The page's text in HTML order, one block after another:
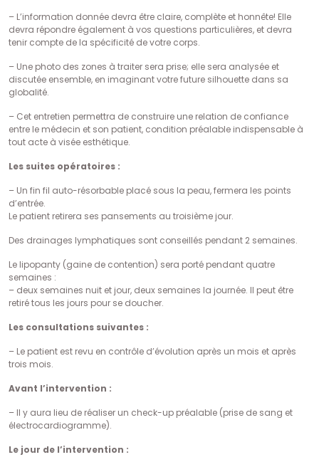
– L’information donnée devra être claire, complète et honnête! Elle
devra répondre également à vos questions particulières, et devra
tenir compte de la spécificité de votre corps.
– Une photo des zones à traiter sera prise; elle sera analysée et
discutée ensemble, en imaginant votre future silhouette dans sa
globalité.
– Cet entretien permettra de construire une relation de confiance
entre le médecin et son patient, condition préalable indispensable à
tout acte à visée esthétique.
Les suites opératoires :
– Un fin fil auto-résorbable placé sous la peau, fermera les points
d’entrée.
Le patient retirera ses pansements au troisième jour.
Des drainages lymphatiques sont conseillés pendant 2 semaines.
Le lipopanty (gaine de contention) sera porté pendant quatre
semaines :
– deux semaines nuit et jour, deux semaines la journée. Il peut être
retiré tous les jours pour se doucher.
Les consultations suivantes :
– Le patient est revu en contrôle d’évolution après un mois et après
trois mois.
Avant l’intervention :
– Il y aura lieu de réaliser un check-up préalable (prise de sang et
électrocardiogramme).
Le jour de l’intervention :